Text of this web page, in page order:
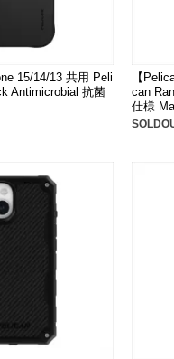
15/14/13 共用 Peli
Antimicrobial 抗菌
【
can
仕様